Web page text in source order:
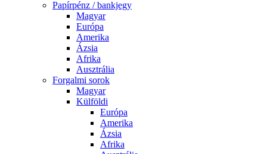
Papírpénz / bankjegy
Magyar
Európa
Amerika
Ázsia
Afrika
Ausztrália
Forgalmi sorok
Magyar
Külföldi
Európa
Amerika
Ázsia
Afrika